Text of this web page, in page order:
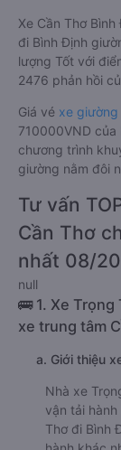
Xe Cần Thơ
đi Bình Định
lượng Tốt với
2476 phản hồi
Giá vé xe
710000VND của
chương trình
giường nằm đôi
Tư vấn
Cần Thơ
nhất 08/
null
🚌 1. Xe
xe trung tâm
a. Giới thiệu
Nhà xe
vận tải
Thơ đi Bình